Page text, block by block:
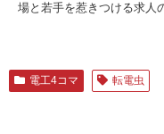
場と若手を惹きつける求人
電工4コマ 転電虫